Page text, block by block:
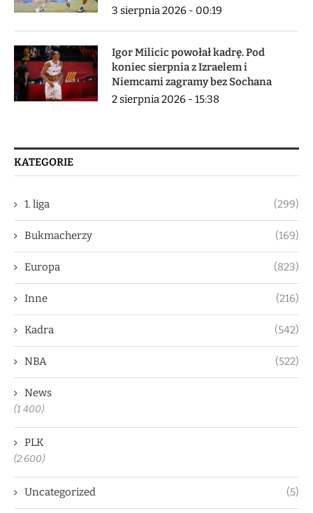
3 sierpnia 2026 - 00:19
Igor Milicic powołał kadrę. Pod
koniec sierpnia z Izraelem i
Niemcami zagramy bez Sochana
2 sierpnia 2026 - 15:38
KATEGORIE
1. liga (299)
Bukmacherzy (169)
Europa (823)
Inne (216)
Kadra (542)
NBA (522)
News
(1 400)
PLK
(2 600)
Uncategorized (5)